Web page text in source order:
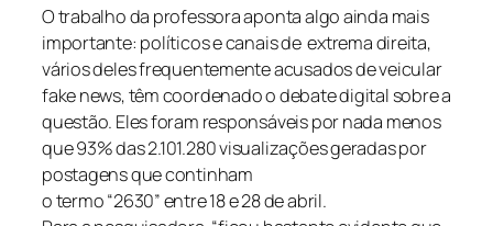
O trabalho da professora aponta algo ainda mais
importante: políticos e canais de extrema direita,
vários deles frequentemente acusados de veicular
fake news, têm coordenado o debate digital sobre a
questão. Eles foram responsáveis por nada menos
que 93% das 2.101.280 visualizações geradas por
postagens que continham
o termo “2630” entre 18 e 28 de abril.